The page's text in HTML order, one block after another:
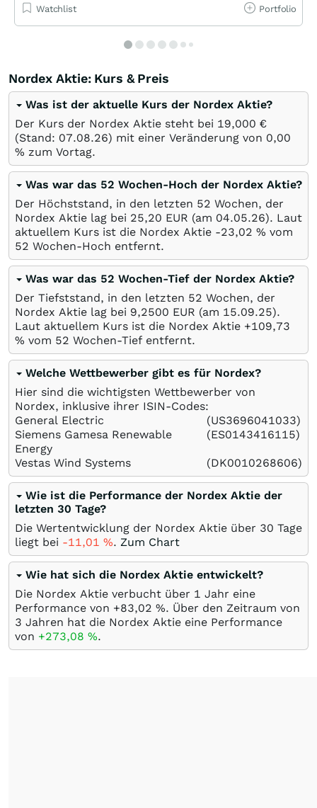
Watchlist Portfolio
Nordex Aktie: Kurs & Preis
Was ist der aktuelle Kurs der Nordex Aktie?
Der Kurs der Nordex Aktie steht bei 19,000 €
(Stand: 07.08.26) mit einer Veränderung von 0,00
% zum Vortag.
Was war das 52 Wochen-Hoch der Nordex Aktie?
Der Höchststand, in den letzten 52 Wochen, der
Nordex Aktie lag bei 25,20 EUR (am 04.05.26). Laut
aktuellem Kurs ist die Nordex Aktie -23,02 % vom
52 Wochen-Hoch entfernt.
Was war das 52 Wochen-Tief der Nordex Aktie?
Der Tiefststand, in den letzten 52 Wochen, der
Nordex Aktie lag bei 9,2500 EUR (am 15.09.25).
Laut aktuellem Kurs ist die Nordex Aktie +109,73
% vom 52 Wochen-Tief entfernt.
Welche Wettbewerber gibt es für Nordex?
Hier sind die wichtigsten Wettbewerber von
Nordex, inklusive ihrer ISIN-Codes:
General Electric
(US3696041033)
Siemens Gamesa Renewable
Energy
(ES0143416115)
Vestas Wind Systems (DK0010268606)
Wie ist die Performance der Nordex Aktie der
letzten 30 Tage?
Die Wertentwicklung der Nordex Aktie über 30 Tage
liegt bei -11,01 %. Zum Chart
Wie hat sich die Nordex Aktie entwickelt?
Die Nordex Aktie verbucht über 1 Jahr eine
Performance von +83,02 %. Über den Zeitraum von
3 Jahren hat die Nordex Aktie eine Performance
von +273,08 %.